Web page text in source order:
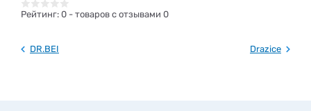
Рейтинг: 0 - товаров с отзывами 0
DR.BEI Drazice